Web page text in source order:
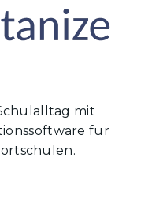
mit
für